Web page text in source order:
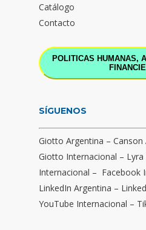
Catálogo
Contacto
POLITICAS HUMANAS,
SÍGUENOS
Giotto Argentina – Canson
Giotto Internacional –
Internacional – Facebook
LinkedIn Argentina –
YouTube Internacional –